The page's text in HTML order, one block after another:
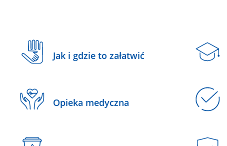
Jak i gdzie to załatwić
Opieka medyczna